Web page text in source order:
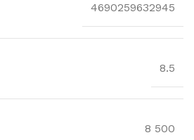
4690259632945
8.5
8 500